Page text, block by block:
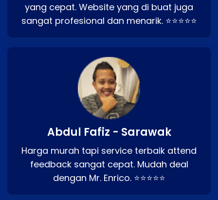
yang cepat. Website yang di buat juga
sangat profesional dan menarik. ⭐⭐⭐⭐⭐
Abdul Fafiz - Sarawak
Harga murah tapi service terbaik attend
feedback sangat cepat. Mudah deal
dengan Mr. Enrico. ⭐⭐⭐⭐⭐